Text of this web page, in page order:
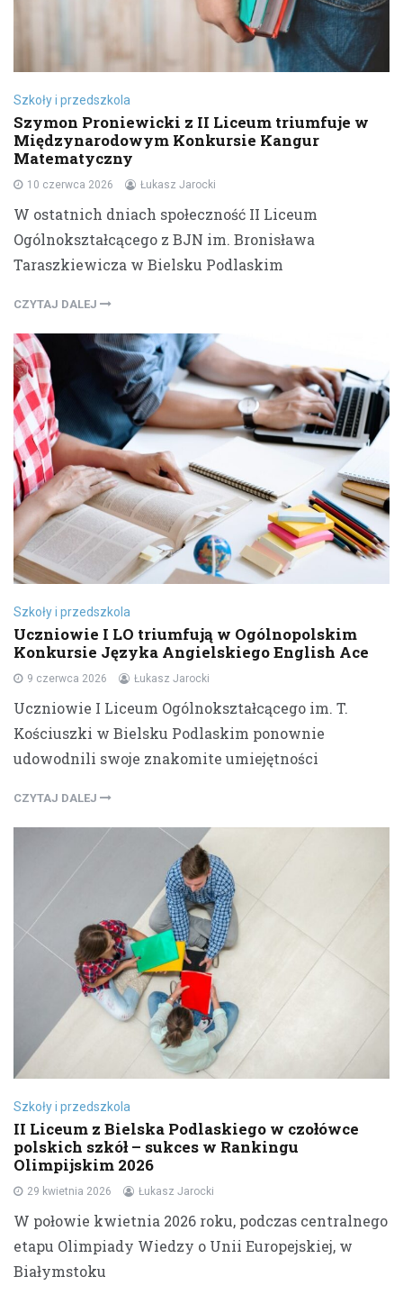
Szkoły i przedszkola
Szymon Proniewicki z II Liceum triumfuje w
Międzynarodowym Konkursie Kangur
Matematyczny
10 czerwca 2026 Łukasz Jarocki
W ostatnich dniach społeczność II Liceum
Ogólnokształcącego z BJN im. Bronisława
Taraszkiewicza w Bielsku Podlaskim
CZYTAJ DALEJ
Szkoły i przedszkola
Uczniowie I LO triumfują w Ogólnopolskim
Konkursie Języka Angielskiego English Ace
9 czerwca 2026 Łukasz Jarocki
Uczniowie I Liceum Ogólnokształcącego im. T.
Kościuszki w Bielsku Podlaskim ponownie
udowodnili swoje znakomite umiejętności
CZYTAJ DALEJ
Szkoły i przedszkola
II Liceum z Bielska Podlaskiego w czołówce
polskich szkół – sukces w Rankingu
Olimpijskim 2026
29 kwietnia 2026 Łukasz Jarocki
W połowie kwietnia 2026 roku, podczas centralnego
etapu Olimpiady Wiedzy o Unii Europejskiej, w
Białymstoku